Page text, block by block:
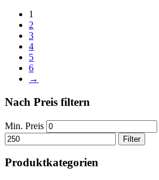
1
2
3
4
5
6
→
Nach Preis filtern
Min. Preis
Filter
Produktkategorien